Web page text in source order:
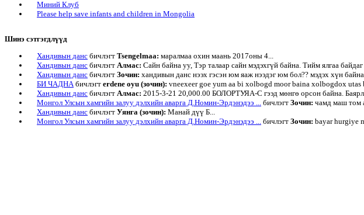
Миний Клуб
Please help save infants and children in Mongolia
Шинэ сэтгэгдлүүд
Хандивын данс бичлэгт Tsengelmaa: маралмаа охин маань 2017оны 4...
Хандивын данс бичлэгт Алмас: Сайн байна уу, Тэр талаар сайн мэдэхгүй байна. Тийм ялгаа
Хандивын данс бичлэгт Зочин: хандивын данс нээх гэсэн юм яаж нээдэг юм бол?? мэдэх хүн
БИ ЧАДНАбичлэгт erdene oyu (зочин): vneexeer goe yum aa bi xolbogd moor baina xolbogdox utas
Хандивын данс бичлэгт Алмас: 2015-3-21 20,000.00 БОЛОРТУЯА-С гээд мөнгө орсон байна.
Монгол Улсын хамгийн залуу дэлхийн аварга Д.Номин-Эрдэнэдээ ... бичлэгт Зочин: чамд маш том
Хандивын данс бичлэгт Уянга (зочин): Манай дүү Б...
Монгол Улсын хамгийн залуу дэлхийн аварга Д.Номин-Эрдэнэдээ ... бичлэгт Зочин: bayar hurgiye